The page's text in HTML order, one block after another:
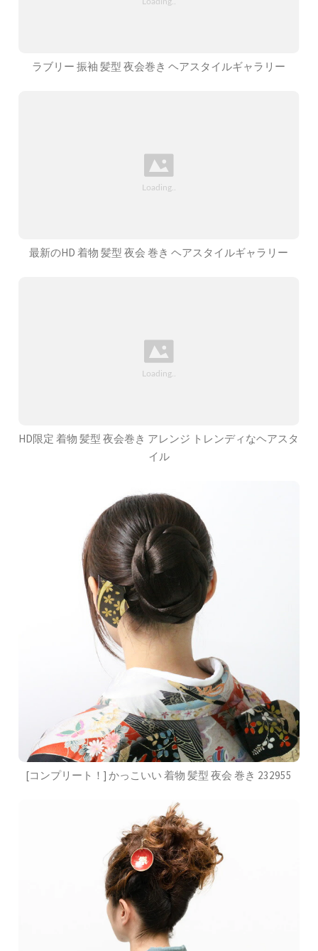
ラブリー 振袖 髪型 夜会巻き ヘアスタイルギャラリー
最新のHD 着物 髪型 夜会 巻き ヘアスタイルギャラリー
HD限定 着物 髪型 夜会巻き アレンジ トレンディなヘアスタ
イル
[コンプリート！] かっこいい 着物 髪型 夜会 巻き 232955